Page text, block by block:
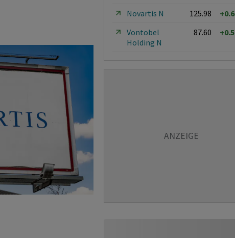
Novartis N
125.98
Vontobel
Holding N
87.60